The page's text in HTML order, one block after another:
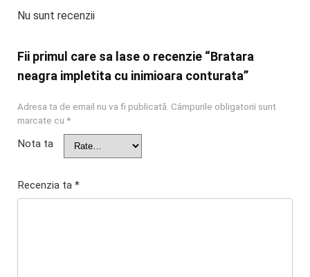
Nu sunt recenzii
Fii primul care sa lase o recenzie “Bratara
neagra impletita cu inimioara conturata”
Adresa ta de email nu va fi publicată. Câmpurile obligatorii sunt
marcate cu *
Nota ta
Recenzia ta *